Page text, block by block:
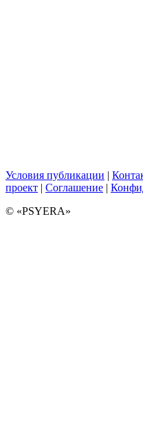
Условия публикации |
проект | Соглашение |
© «PSYERA»